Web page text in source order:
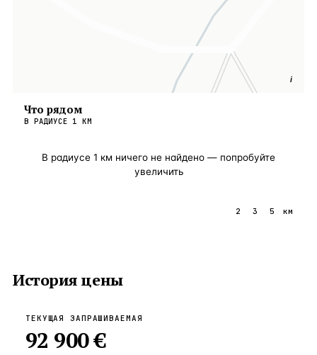
i
Что рядом
В РАДИУСЕ 1 КМ
В радиусе 1 км ничего не найдено — попробуйте
увеличить
2 3 5 км
История цены
ТЕКУЩАЯ ЗАПРАШИВАЕМАЯ
92 900 €